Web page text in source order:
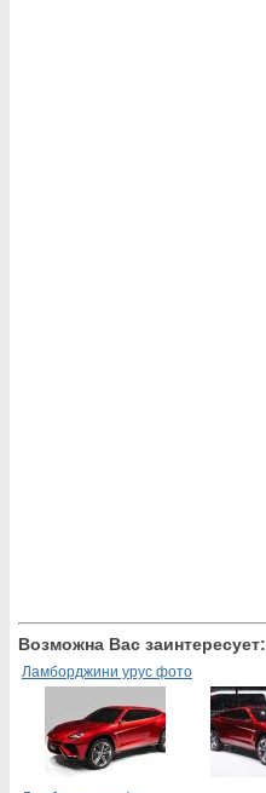
Возможна Вас заинтересует:
Ламборджини урус фото